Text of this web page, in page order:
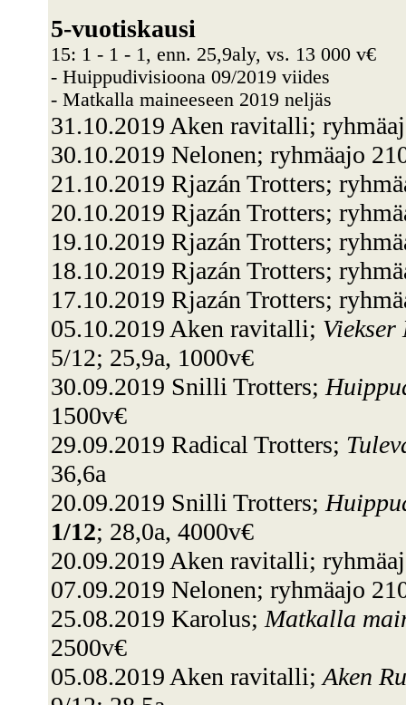
5-vuotiskausi
15: 1 - 1 - 1, enn. 25,9aly, vs. 13 000 v€
- Huippudivisioona 09/2019 viides
- Matkalla maineeseen 2019 neljäs
31.10.2019 Aken ravitalli;
30.10.2019 Nelonen; ryhmäajo
21.10.2019 Rjazán Trotters;
20.10.2019 Rjazán Trotters;
19.10.2019 Rjazán Trotters;
18.10.2019 Rjazán Trotters;
17.10.2019 Rjazán Trotters;
05.10.2019 Aken ravitalli;
5/12; 25,9a, 1000v€
30.09.2019 Snilli Trotters;
1500v€
29.09.2019 Radical Trotters;
36,6a
20.09.2019 Snilli Trotters;
1/12; 28,0a, 4000v€
20.09.2019 Aken ravitalli;
07.09.2019 Nelonen; ryhmäajo
25.08.2019 Karolus; Matkalla
2500v€
05.08.2019 Aken ravitalli; Aken